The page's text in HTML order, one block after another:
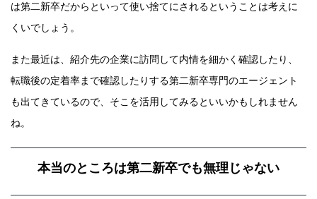
は第二新卒だからといって使い捨てにされるということは考えに
くいでしょう。
また最近は、紹介先の企業に訪問して内情を細かく確認したり、
転職後の定着率まで確認したりする第二新卒専門のエージェント
も出てきているので、そこを活用してみるといいかもしれません
ね。
本当のところは第二新卒でも無理じゃない